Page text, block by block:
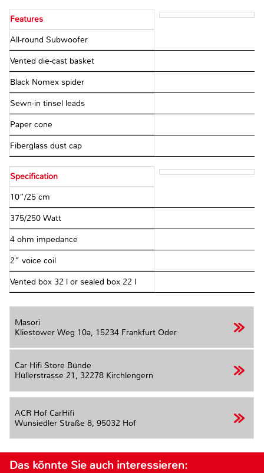
Features
All-round Subwoofer
Vented die-cast basket
Black Nomex spider
Sewn-in tinsel leads
Paper cone
Fiberglass dust cap
Specification
10”/25 cm
375/250 Watt
4 ohm impedance
2” voice coil
Vented box 32 l or sealed box 22 l
Masori
Kliestower Weg 10a, 15234 Frankfurt Oder
Car Hifi Store Bünde
Hüllerstrasse 21, 32278 Kirchlengern
ACR Hof CarHifi
Wunsiedler Straße 8, 95032 Hof
Das könnte Sie auch interessieren: